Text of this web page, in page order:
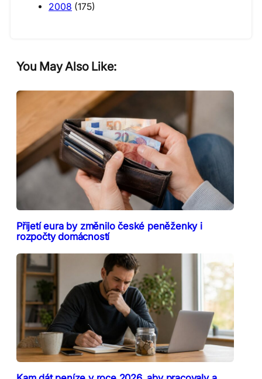
2008 (175)
You May Also Like:
Přijetí eura by změnilo české peněženky i
rozpočty domácností